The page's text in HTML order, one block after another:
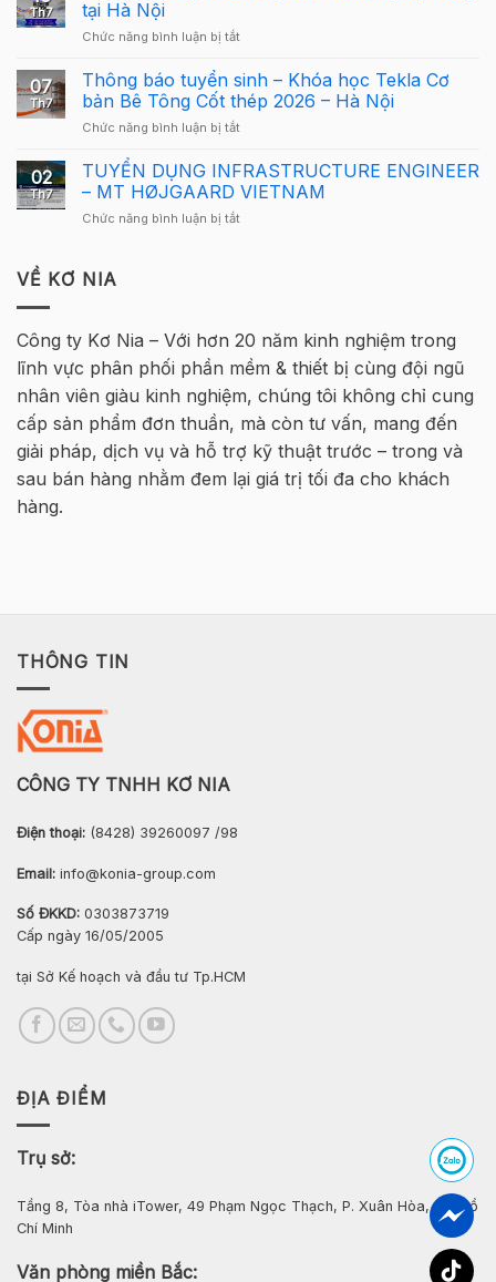
Tekla
cho
người
Giải
Giải
Cầu
Lông
Tekla
Nam
2026
Hà
Th7
tại Hà Nội
Chức năng bình luận bị tắtở
Cầu
Lông
Tekla
Việt
2026
quay
lại
07
Th7
Thông báo tuyển sinh – Khóa học Tekla Cơ
bản Bê Tông Cốt thép 2026 – Hà Nội
Chức năng bình luận bị tắtở
báo
tuyển
sinh
–
Bê
Cốt
thép
2026
–
Hà
Nội
02
Th7
TUYỂN DỤNG INFRASTRUCTURE ENGINEER
– MT HØJGAARD VIETNAM
Chức năng bình luận bị tắtở
MT
HØJGAARD
VIETNAM
VỀ KƠ NIA
Công ty Kơ Nia – Với hơn 20 năm kinh nghiệm trong
lĩnh vực phân phối phần mềm & thiết bị cùng đội ngũ
nhân viên giàu kinh nghiệm, chúng tôi không chỉ cung
cấp sản phẩm đơn thuần, mà còn tư vấn, mang đến
giải pháp, dịch vụ và hỗ trợ kỹ thuật trước – trong và
sau bán hàng nhằm đem lại giá trị tối đa cho khách
hàng.
THÔNG TIN
CÔNG TY TNHH KƠ NIA
Điện thoại: (8428) 39260097 /98
Email: info@konia-group.com
Số ĐKKD: 0303873719
Cấp ngày 16/05/2005
tại Sở Kế hoạch và đầu tư Tp.HCM
ĐỊA ĐIỂM
Trụ sở:
Tầng 8, Tòa nhà iTower, 49 Phạm Ngọc Thạch, P. Xuân Hòa, Tp. Hồ
Chí Minh
Văn phòng miền Bắc: